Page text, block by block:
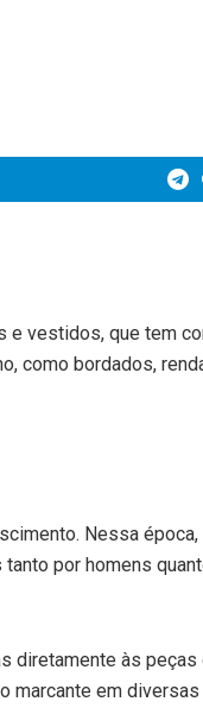
vestidos, que tem
como bordados,
Nessa
por homens
diretamente às
marcante em